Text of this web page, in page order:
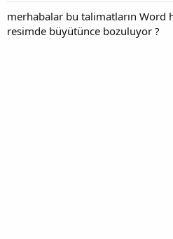
merhabalar bu talimatların Word
resimde büyütünce bozuluyor ?